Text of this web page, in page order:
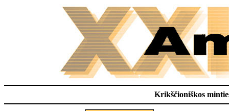
Krikščioniškos